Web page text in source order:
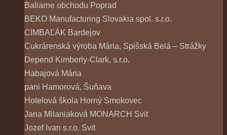
Baliarne obchodu Poprad
BEKO Manufacturing Slovakia spol. s.r.o.
CIMBAĽÁK Bardejov
Cukrárenská výroba Mária, Spišská Belá – Strážky
Depend Kimberly-Clark, s.r.o.
Habajová Mária
pani Hamorová, Šuňava
Hotelová škola Horný Smokovec
Jana Milaniaková MONARCH Svit
Jozef Ivan s.r.o. Svit